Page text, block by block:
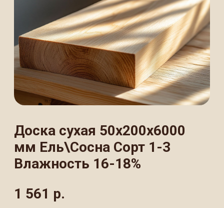
Доска сухая 50х200х6000
мм Ель\Сосна Сорт 1-3
Влажность 16-18%
1 561 р.
Цена за
В КОРЗИНУ
50×200×6000 мм из высококачественной
древесины представляет собой